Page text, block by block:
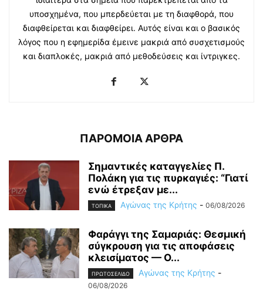
υποσχημένα, που μπερδεύεται με τη διαφθορά, που
διαφθείρεται και διαφθείρει. Αυτός είναι και ο βασικός
λόγος που η εφημερίδα έμεινε μακριά από συσχετισμούς
και διαπλοκές, μακριά από μεθοδεύσεις και ίντριγκες.
ΠΑΡΟΜΟΙΑ ΑΡΘΡΑ
Σημαντικές καταγγελίες Π.
Πολάκη για τις πυρκαγιές: “Γιατί
ενώ έτρεξαν με...
ΤΟΠΙΚΑ Αγώνας της Κρήτης - 06/08/2026
Φαράγγι της Σαμαριάς: Θεσμική
σύγκρουση για τις αποφάσεις
κλεισίματος — Ο...
ΠΡΩΤΟΣΕΛΙΔΟ Αγώνας της Κρήτης -
06/08/2026